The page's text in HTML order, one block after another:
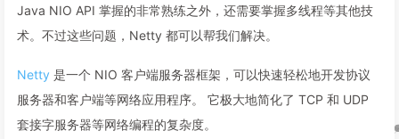
Java NIO API 掌握的非常熟练之外，还需要掌握多线程等其他技
术。不过这些问题，Netty 都可以帮我们解决。
Netty 是一个 NIO 客户端服务器框架，可以快速轻松地开发协议
服务器和客户端等网络应用程序。 它极大地简化了 TCP 和 UDP
套接字服务器等网络编程的复杂度。